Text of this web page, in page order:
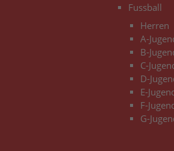
Fussball
Herren
A-
B-
C-
D-
E-
F-
G-